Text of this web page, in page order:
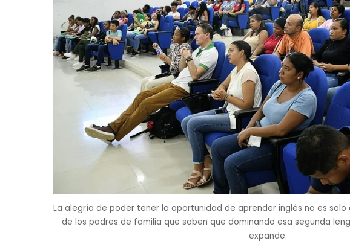
La alegría de poder tener la oportunidad de aprender inglés no es
de los padres de familia que saben que dominando esa segunda
expande.